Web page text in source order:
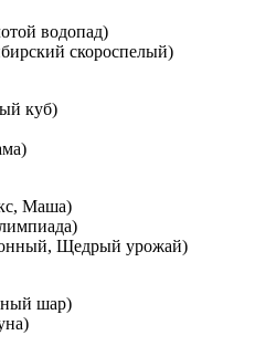
водопад)
скороспелый)
куб)
Маша)
Щедрый урожай)
шар)